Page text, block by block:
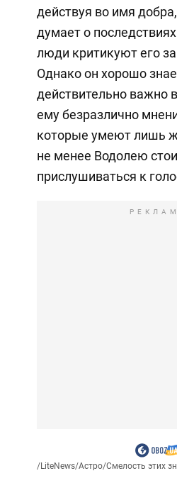
действуя во имя
думает о
люди критикуют его
Однако он хорошо
действительно важно
ему безразлично
которые умеют лишь
не менее Водолею
прислушиваться к
/LiteNews/Астро/Смелость этих